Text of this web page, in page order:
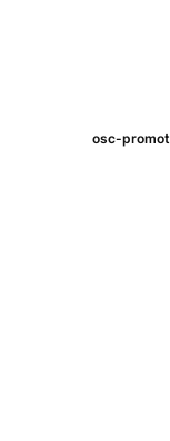
osc-